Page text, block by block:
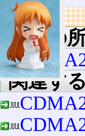
リンク
用語の
関連す